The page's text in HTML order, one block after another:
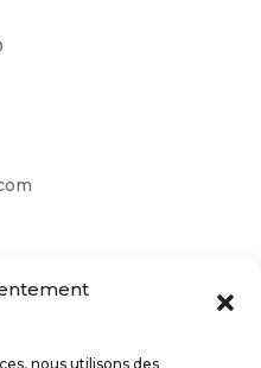
nous utilisons des
Puygouzon